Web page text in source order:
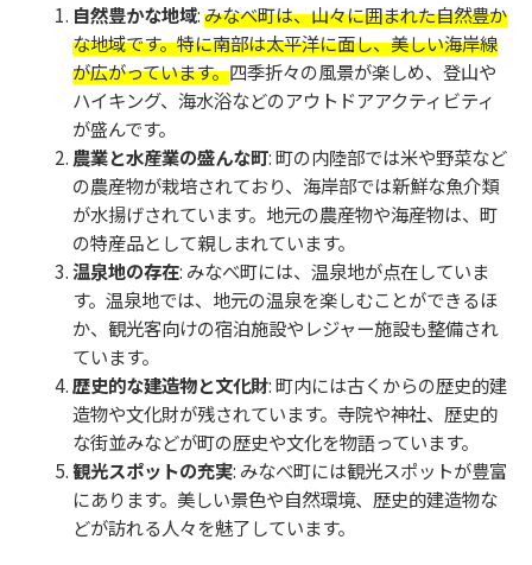
自然豊かな地域:みなべ町は、山々に囲まれた自然豊か
な地域です。特に南部は太平洋に面し、美しい海岸線
が広がっています。四季折々の風景が楽しめ、登山や
ハイキング、海水浴などのアウトドアアクティビティ
が盛んです。
農業と水産業の盛んな町: 町の内陸部では米や野菜など
の農産物が栽培されており、海岸部では新鮮な魚介類
が水揚げされています。地元の農産物や海産物は、町
の特産品として親しまれています。
温泉地の存在: みなべ町には、温泉地が点在していま
す。温泉地では、地元の温泉を楽しむことができるほ
か、観光客向けの宿泊施設やレジャー施設も整備され
ています。
歴史的な建造物と文化財: 町内には古くからの歴史的建
造物や文化財が残されています。寺院や神社、歴史的
な街並みなどが町の歴史や文化を物語っています。
観光スポットの充実: みなべ町には観光スポットが豊富
にあります。美しい景色や自然環境、歴史的建造物な
どが訪れる人々を魅了しています。